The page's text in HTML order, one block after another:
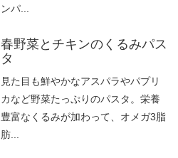
ンパ...
春野菜とチキンのくるみパス
タ
見た目も鮮やかなアスパラやパプリ
カなど野菜たっぷりのパスタ。栄養
豊富なくるみが加わって、オメガ3脂
肪...